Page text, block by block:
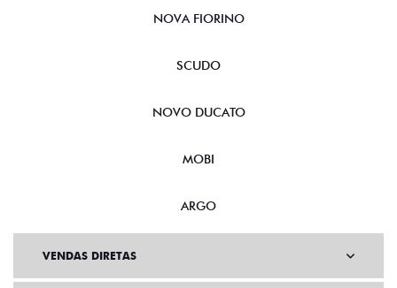
NOVA FIORINO
SCUDO
NOVO DUCATO
MOBI
ARGO
VENDAS DIRETAS